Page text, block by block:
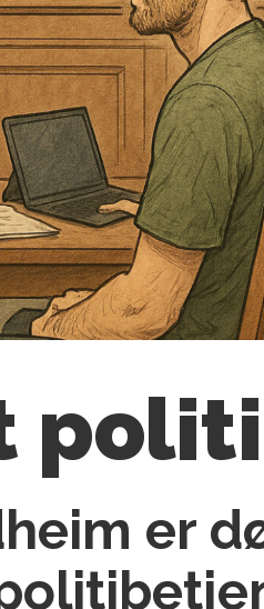
er